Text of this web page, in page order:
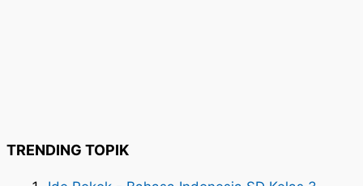
TRENDING TOPIK